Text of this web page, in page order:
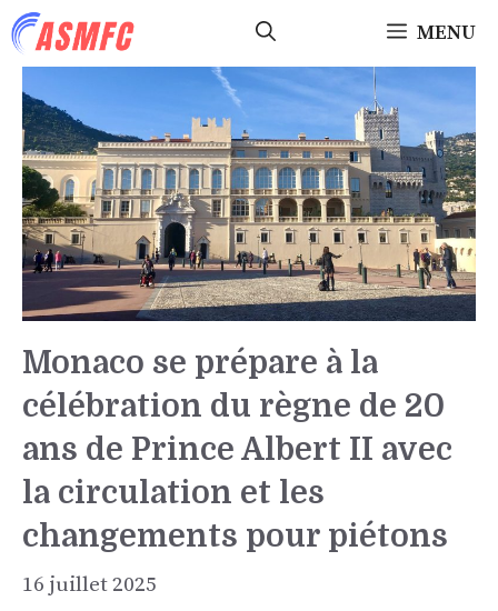
Aller
au
MENU
Monaco se prépare à la
célébration du règne de 20
ans de Prince Albert II avec
la circulation et les
changements pour piétons
16 juillet 2025